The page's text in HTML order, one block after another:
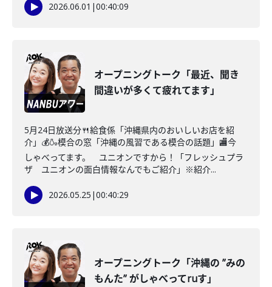
2026.06.01 |00:40:09
オープニングトーク「最近、聞き
間違いが多くて疲れてます」
5月24日放送分🍴給食係「沖縄県内のおいしいお店を紹
介」💰🍶模合の窓「沖縄の風習である模合の話題」🏬今
しゃべってます。 ユニオンですから！「フレッシュプラ
ザ ユニオンの面白情報なんでもご紹介」※紹介...
2026.05.25 |00:40:29
オープニングトーク「沖縄の ”みの
もんた” がしゃべってruす」